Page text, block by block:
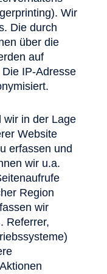
Wir
Die durch
über die
auf
IP-Adresse
wir in der Lage
Website
erfassen und
wir u.a.
Region
wir
Referrer,